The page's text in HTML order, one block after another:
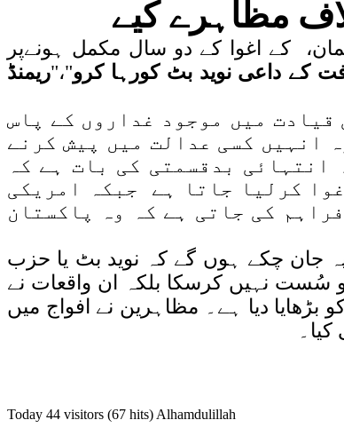
مظاہرے کیے
کے اغوا کے دو سال مکمل ہونےپر
کے داعی نوید بٹ کورہا کرو"،"ریمنڈ
میں موجود غداروں کے پاس
انہیں کسی عدالت میں پیش کرنے
بدقسمتی کی بات ہے کہ
کرلیا جاتا ہے جبکہ امریکی
کی جاتی ہے کہ وہ پاکستان
جان چکے ہوں گے کہ نوید بٹ یا حزب
سُست نہیں کرسکا بلکہ ان واقعات نے
دیا ہے۔ مظاہرین نے افواج میں
Today 44 visitors (67 hits) Alhamdulillah